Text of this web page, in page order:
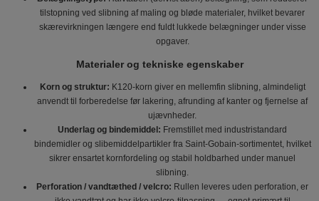
tilstopning ved slibning af maling og bløde materialer, hvilket bevarer
skærevirkningen længere end fuldt lukkede belægninger under visse
opgaver.
Materialer og tekniske egenskaber
Korn og struktur: K120-korn giver en mellemfin slibning, almindeligt
anvendt til forberedelse før lakering, afrunding af kanter og fjernelse af
ujævnheder.
Underlag og bindemiddel: Fremstillet med industristandard
bindemidler og slibemiddelpartikler fra Saint-Gobain-sortimentet, hvilket
sikrer ensartet kornfordeling og stabil holdbarhed under manuel
slibning.
Perforation / vandtæthed / velcro: Rullen leveres uden perforation, er